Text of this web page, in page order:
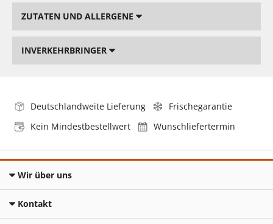
ZUTATEN UND ALLERGENE
INVERKEHRBRINGER
Deutschlandweite Lieferung
Frischegarantie
Kein Mindestbestellwert
Wunschliefertermin
Wir über uns
Kontakt